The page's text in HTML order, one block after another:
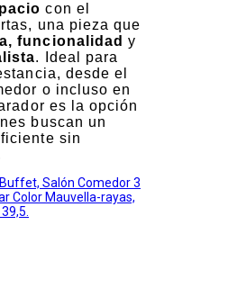
con el
una pieza que
funcionalidad y
. Ideal para
desde el
o incluso en
es la opción
buscan un
sin